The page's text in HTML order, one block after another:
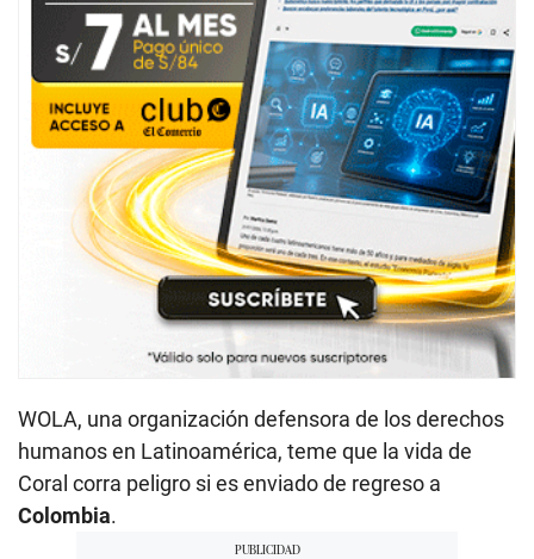
WOLA, una organización defensora de los derechos
humanos en Latinoamérica, teme que la vida de
Coral corra peligro si es enviado de regreso a
Colombia.